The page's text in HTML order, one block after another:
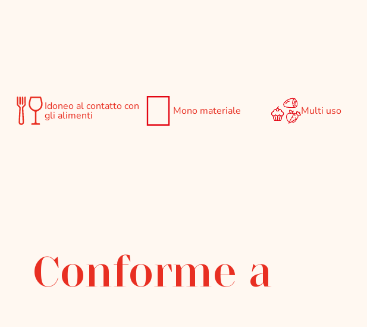
Idoneo al contatto con
gli alimenti Mono materiale Multi uso
Conforme a